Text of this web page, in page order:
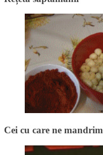
Cei cu care ne mandrim